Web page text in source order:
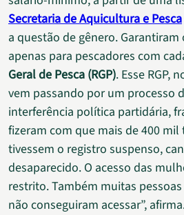
Secretaria de Aquicultura e Pesca
a questão de gênero.
apenas para pescadores com
Geral de Pesca (RGP). Esse RGP,
vem passando por um processo
interferência política partidária,
fizeram com que mais de 400
tivessem o registro suspenso,
desaparecido. O acesso das
restrito. Também muitas
não conseguiram acessar”,